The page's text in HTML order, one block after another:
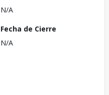
N/A
Fecha de Cierre
N/A